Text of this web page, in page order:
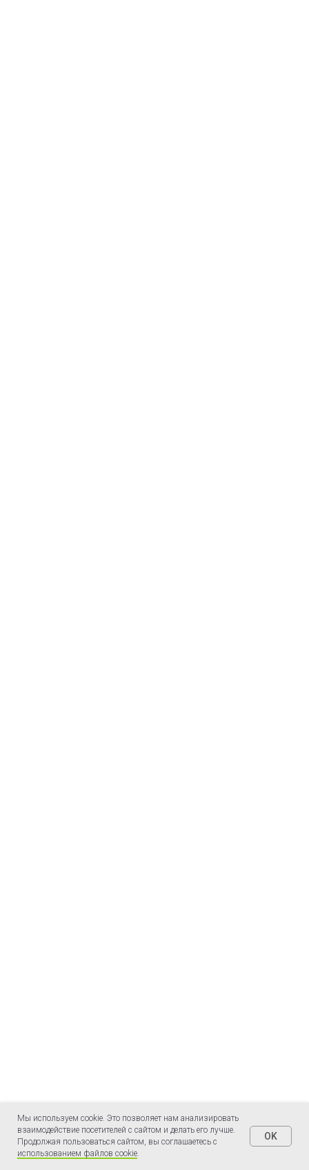
Мы используем cookie. Это позволяет нам анализировать
взаимодействие посетителей с сайтом и делать его лучше.
Продолжая пользоваться сайтом, вы соглашаетесь с
использованием файлов cookie.
OK